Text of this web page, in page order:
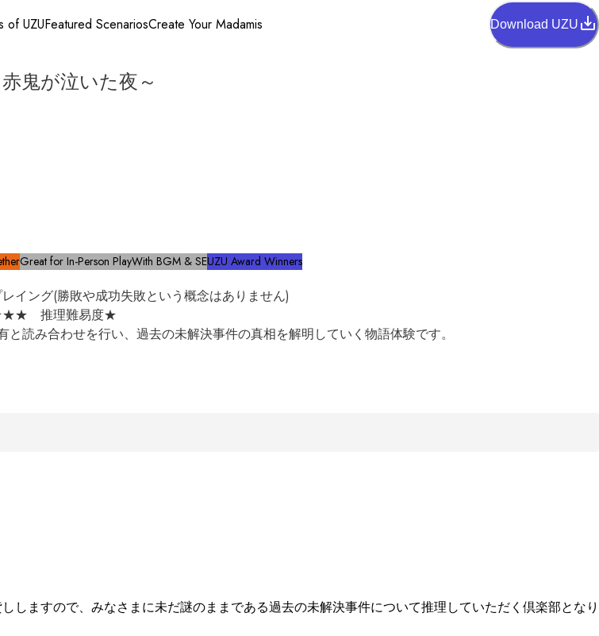
of UZUFeatured ScenariosCreate Your Madamis Download UZU
鬼が泣いた夜～
Great for In-Person PlayWith BGM & SEUZU Award Winners
レイング(勝敗や成功失敗という概念はありません)
　推理難易度★
と読み合わせを行い、過去の未解決事件の真相を解明していく物語体験です。
ますので、みなさまに未だ謎のままである過去の未解決事件について推理していただく倶楽部となり